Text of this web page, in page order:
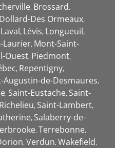
Brossard
Dollard-Des Ormeaux
Laval Lévis Longueuil
Laurier Mont-Saint-
Ouest Piedmont
Repentigny
Augustin-de-Desmaures
Saint-Eustache Saint-
Saint-Lambert
Salaberry-de-
Terrebonne
Verdun Wakefield